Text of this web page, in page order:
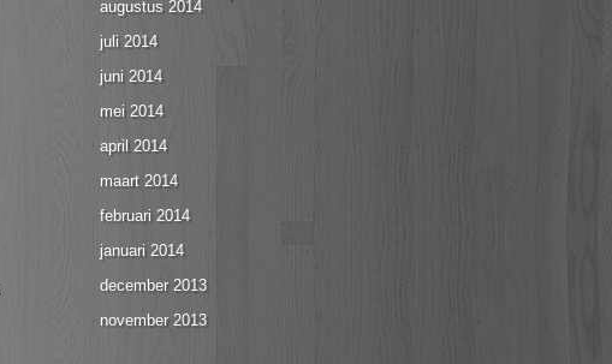
augustus 2014
juli 2014
juni 2014
mei 2014
april 2014
maart 2014
februari 2014
januari 2014
december 2013
november 2013